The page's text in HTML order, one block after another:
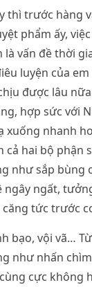
thì trước hàng
phẩm ấy,
là vấn đề thời
luyện của
được lâu
hợp sức với
xuống nhanh
cả hai bộ phận
như sắp bùng
ngây ngất,
tức trước
bạo, vội vã…
như nhấn
cực không